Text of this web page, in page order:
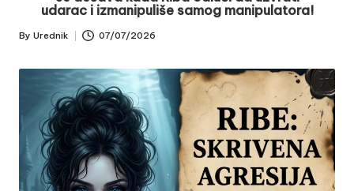
udarac i izmanipuliše samog manipulatora!
Posted
By Urednik 07/07/2026